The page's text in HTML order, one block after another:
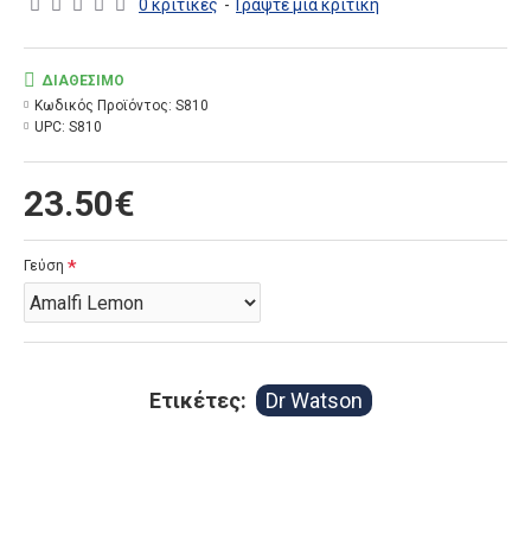
0 κριτικές - Γράψτε μια κριτική
23.50€
ΔΙΑΘΈΣΙΜΟ
Κωδικός Προϊόντος: S810
UPC: S810
Γεύση
Ετικέτες: Dr Watson